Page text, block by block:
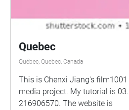
Quebec
Québec, Quebec, Canada
This is Chenxi Jiang's
media project. My tutorial is
216906570. The website is